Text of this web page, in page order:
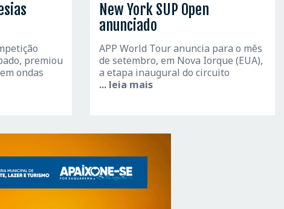
premiou
ondas
New York SUP Open
anunciado
APP World Tour anuncia para o mês
de setembro, em Nova Iorque (EUA),
a etapa inaugural do circuito
... leia mais